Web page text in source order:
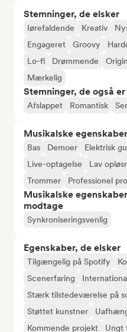
Stemninger, de elsker
Iørefaldende Kreativ
Engageret
Groovy
Lo-fi
Drømmende
Mærkelig
Stemninger, de også
Afslappet Romantisk
Musikalske
Bas Demoer Elektrisk
Live-optagelse
Lav
Trommer
Professionel
Musikalske
modtage
Synkroniseringsvenlig
Egenskaber, de elsker
Tilgængelig på Spotify
Scenerfaring
Stærk tilstedeværelse på
Støttet kunstner
Kommende projekt
Ungt